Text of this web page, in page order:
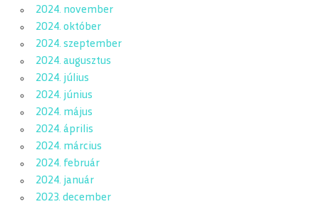
2024. november
2024. október
2024. szeptember
2024. augusztus
2024. július
2024. június
2024. május
2024. április
2024. március
2024. február
2024. január
2023. december